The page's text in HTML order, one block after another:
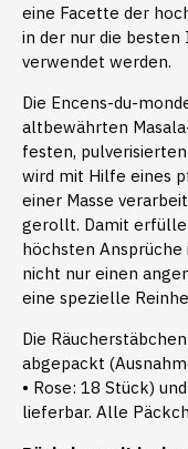
eine Facette der
in der nur die
verwendet werden.
Die Encens-du-
altbewährten
festen,
wird mit Hilfe eines
einer Masse
gerollt. Damit
höchsten
nicht nur einen
eine spezielle
Die
abgepackt
• Rose: 18 Stück)
lieferbar. Alle